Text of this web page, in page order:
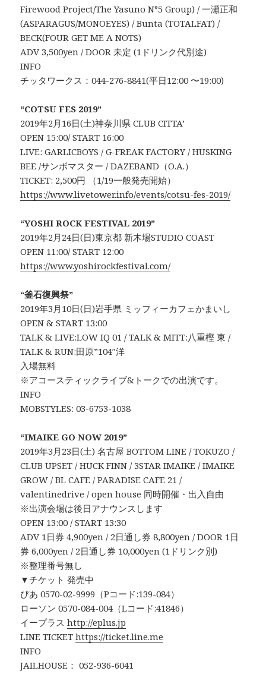
Firewood Project/The Yasuno N°5 Group) / 一瀬正和
(ASPARAGUS/MONOEYES) / Bunta (TOTALFAT) /
BECK(FOUR GET ME A NOTS)
ADV 3,500yen / DOOR 未定 (1ドリンク代別途)
INFO
チッタワークス：044-276-8841(平日12:00 〜19:00)
“COTSU FES 2019”
2019年2月16日(土)神奈川県 CLUB CITTA’
OPEN 15:00/ START 16:00
LIVE: GARLICBOYS / G-FREAK FACTORY / HUSKING
BEE /サンボマスター / DAZEBAND（O.A.）
TICKET: 2,500円 （1/19一般発売開始）
https://www.livetower.info/events/cotsu-fes-2019/
“YOSHI ROCK FESTIVAL 2019”
2019年2月24日(日)東京都 新木場STUDIO COAST
OPEN 11:00/ START 12:00
https://www.yoshirockfestival.com/
“釜石復興祭”
2019年3月10日(日)岩手県 ミッフィーカフェかまいし
OPEN & START 13:00
TALK & LIVE:LOW IQ 01 / TALK & MITT:八重樫 東 /
TALK & RUN:田原”104″洋
入場無料
※アコースティックライブ&トークでの出演です。
INFO
MOBSTYLES: 03-6753-1038
“IMAIKE GO NOW 2019”
2019年3月23日(土) 名古屋 BOTTOM LINE / TOKUZO /
CLUB UPSET / HUCK FINN / 3STAR IMAIKE / IMAIKE
GROW / BL CAFE / PARADISE CAFE 21 /
valentinedrive / open house 同時開催・出入自由
※出演会場は後日アナウンスします
OPEN 13:00 / START 13:30
ADV 1日券 4,900yen / 2日通し券 8,800yen / DOOR 1日
券 6,000yen / 2日通し券 10,000yen (1ドリンク別)
※整理番号無し
▼チケット 発売中
ぴあ 0570-02-9999（Pコード:139-084）
ローソン 0570-084-004（Lコード:41846）
イープラスhttp://eplus.jp
LINE TICKEThttps://ticket.line.me
INFO
JAILHOUSE： 052-936-6041